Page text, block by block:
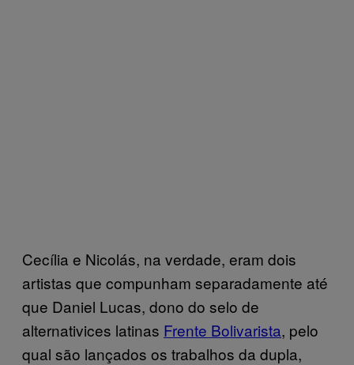
Cecília e Nicolás, na verdade, eram dois
artistas que compunham separadamente até
que Daniel Lucas, dono do selo de
alternativices latinas Frente Bolivarista, pelo
qual são lançados os trabalhos da dupla,